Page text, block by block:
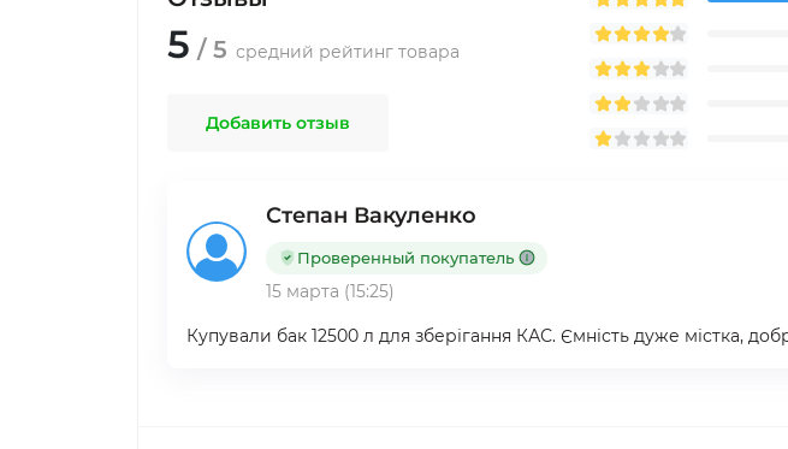
5 / 5 средний рейтинг товара
Добавить отзыв
Степан Вакуленко
Проверенный покупатель
15 марта (15:25)
Купували бак 12500 л для зберігання КАС. Ємність дуже містка,